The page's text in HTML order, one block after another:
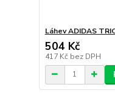
Láhev ADIDAS
504 Kč
417 Kč bez DPH